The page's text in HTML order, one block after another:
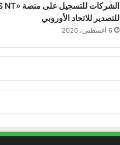
للتصدير للاتحاد الأوروبي
6 أغسطس، 2026